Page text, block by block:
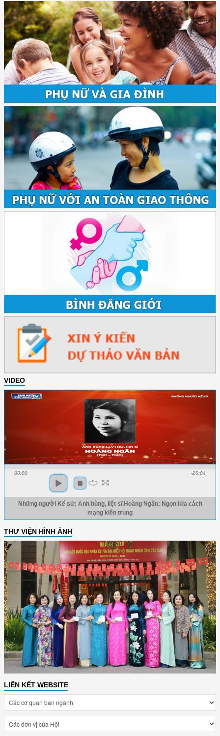
VIDEO
00:00 -20:04
Những người Kể sử: Anh hùng, liệt sĩ Hoàng Ngân: Ngọn lửa cách
mạng kiên trung
THƯ VIỆN HÌNH ẢNH
LIÊN KẾT WEBSITE